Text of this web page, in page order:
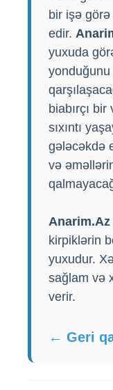
bir işə
edir.
yuxuda
biabırçı
sıxıntı
gələcəkdə
və
Anarim.Az
kirpiklərin
yuxudur.
sağlam və
verir.
← Geri